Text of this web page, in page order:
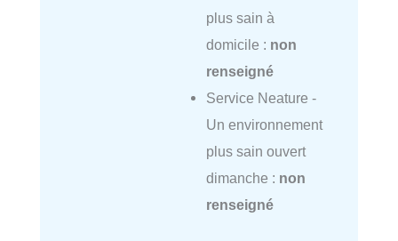
plus sain à
domicile : non
renseigné
Service Neature -
Un environnement
plus sain ouvert
dimanche : non
renseigné